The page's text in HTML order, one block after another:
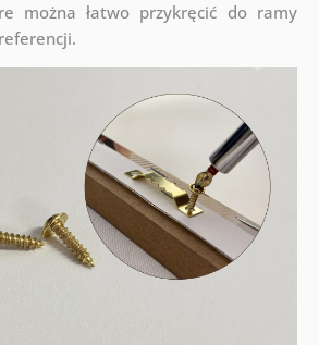
można łatwo przykręcić do ramy